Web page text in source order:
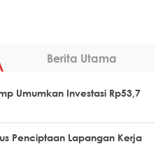
Berita Utama
Umumkan Investasi Rp53,7
Penciptaan Lapangan Kerja